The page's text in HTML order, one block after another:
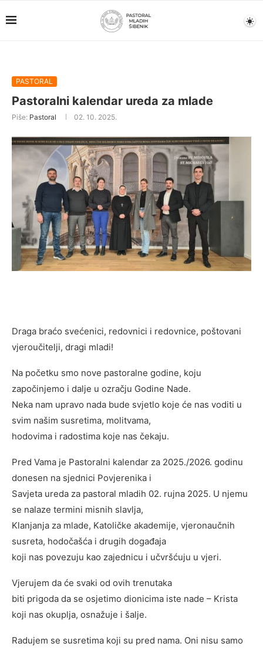
PASTORAL
Pastoralni kalendar ureda za mlade
Piše: Pastoral 02. 10. 2025.
Draga braćo svećenici, redovnici i redovnice, poštovani
vjeroučitelji, dragi mladi!
Na početku smo nove pastoralne godine, koju
započinjemo i dalje u ozračju Godine Nade.
Neka nam upravo nada bude svjetlo koje će nas voditi u
svim našim susretima, molitvama,
hodovima i radostima koje nas čekaju.
Pred Vama je Pastoralni kalendar za 2025./2026. godinu
donesen na sjednici Povjerenika i
Savjeta ureda za pastoral mladih 02. rujna 2025. U njemu
se nalaze termini misnih slavlja,
Klanjanja za mlade, Katoličke akademije, vjeronaučnih
susreta, hodočašća i drugih događaja
koji nas povezuju kao zajednicu i učvršćuju u vjeri.
Vjerujem da će svaki od ovih trenutaka
biti prigoda da se osjetimo dionicima iste nade – Krista
koji nas okuplja, osnažuje i šalje.
Radujem se susretima koji su pred nama. Oni nisu samo